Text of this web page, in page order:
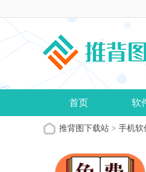
首页 软
推背图下载站 > 手机软